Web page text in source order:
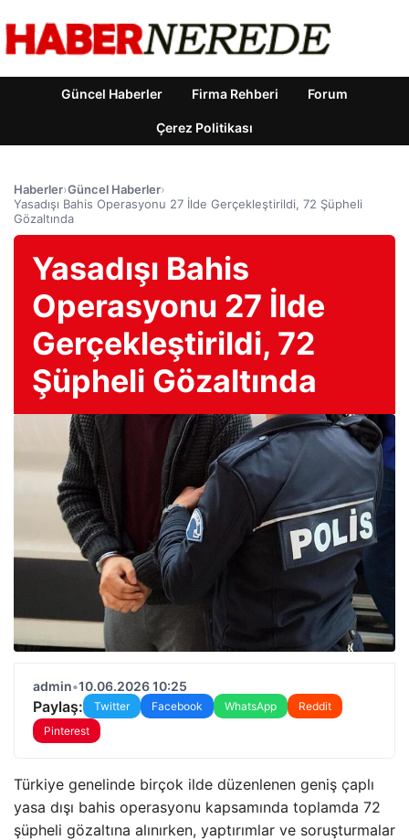
Güncel Haberler Firma Rehberi Forum
Çerez Politikası
Haberler›Güncel Haberler›
Yasadışı Bahis Operasyonu 27 İlde Gerçekleştirildi, 72 Şüpheli
Gözaltında
Yasadışı Bahis
Operasyonu 27 İlde
Gerçekleştirildi, 72
Şüpheli Gözaltında
admin•10.06.2026 10:25
Paylaş: Twitter Facebook WhatsApp
Reddit
Pinterest
Türkiye genelinde birçok ilde düzenlenen geniş çaplı
yasa dışı bahis operasyonu kapsamında toplamda 72
şüpheli gözaltına alınırken, yaptırımlar ve soruşturmalar